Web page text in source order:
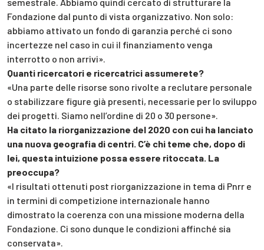
Fondazione dal punto di vista organizzativo. Non solo:
abbiamo attivato un fondo di garanzia perché ci sono
incertezze nel caso in cui il finanziamento venga
interrotto o non arrivi».
Quanti ricercatori e ricercatrici assumerete?
«Una parte delle risorse sono rivolte a reclutare personale
o stabilizzare figure già presenti, necessarie per lo sviluppo
dei progetti. Siamo nell’ordine di 20 o 30 persone».
Ha citato la riorganizzazione del 2020 con cui ha lanciato
una nuova geografia di centri. C’è chi teme che, dopo di
lei, questa intuizione possa essere ritoccata. La
preoccupa?
«I risultati ottenuti post riorganizzazione in tema di Pnrr e
in termini di competizione internazionale hanno
dimostrato la coerenza con una missione moderna della
Fondazione. Ci sono dunque le condizioni affinché sia
conservata».